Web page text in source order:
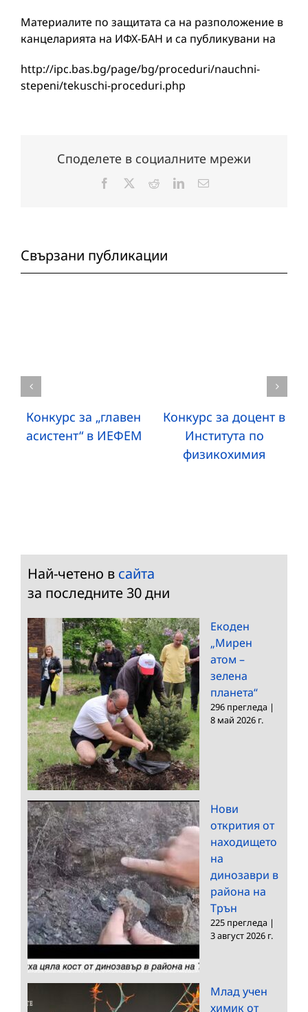
Материалите по защитата са на разположение в
канцеларията на ИФХ-БАН и са публикувани на
http://ipc.bas.bg/page/bg/proceduri/nauchni-
stepeni/tekuschi-proceduri.php
Споделете в социалните мрежи
Facebook RedditLinkedInЕлектронна
Свързани публикации
Конкурс за „главен
асистент“ в ИЕФЕМ
Конкурс за доцент в
Института по
физикохимия
Най-четено в сайта
за последните 30 дни
Екоден
„Мирен
атом –
зелена
планета“
296 прегледа |
8 май 2026 г.
Нови
открития от
находището
на
динозаври в
района на
Трън
225 прегледа |
3 август 2026 г.
Млад учен
химик от